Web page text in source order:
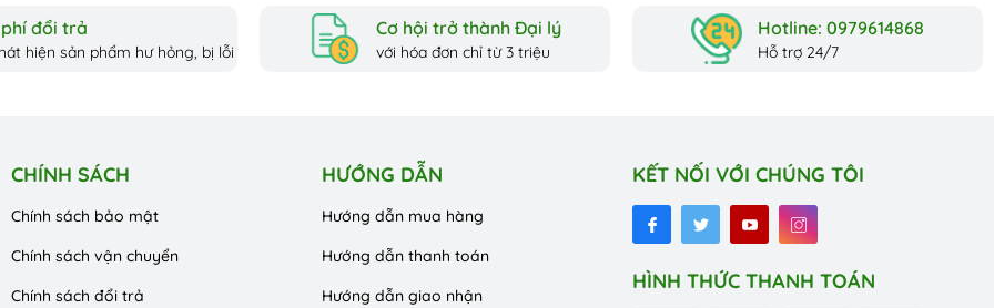
phí đổi trả
hiện sản phẩm hư hỏng, bị lỗi
Cơ hội trở thành Đại lý
với hóa đơn chỉ từ 3 triệu
Hotline: 0979614868
Hỗ trợ 24/7
CHÍNH SÁCH
Chính sách bảo mật
Chính sách vận chuyển
Chính sách đổi trả
HƯỚNG DẪN
Hướng dẫn mua hàng
Hướng dẫn thanh toán
Hướng dẫn giao nhận
KẾT NỐI VỚI CHÚNG TÔI
HÌNH THỨC THANH TOÁN